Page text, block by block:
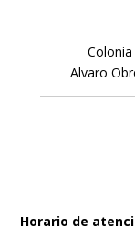
Colonia
Alvaro
Horario de